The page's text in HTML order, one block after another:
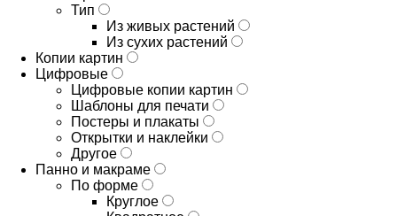
Тип
Из живых растений
Из сухих растений
Копии картин
Цифровые
Цифровые копии картин
Шаблоны для печати
Постеры и плакаты
Открытки и наклейки
Другое
Панно и макраме
По форме
Круглое